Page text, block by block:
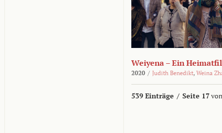
Weiyena – Ein
2020 / Judith Benedikt, Weina
539 Einträge / Seite 17